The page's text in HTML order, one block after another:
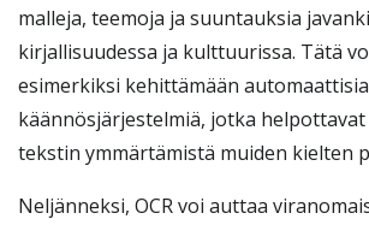
malleja, teemoja ja suuntauksia
kirjallisuudessa ja kulttuurissa. Tätä
esimerkiksi kehittämään automaattisia
käännösjärjestelmiä, jotka
tekstin ymmärtämistä muiden kielten
Neljänneksi, OCR voi auttaa